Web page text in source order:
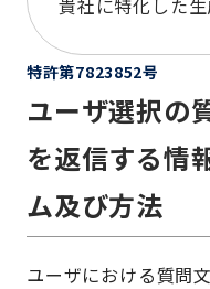
特許第7823852号
ユーザ選択の
を返信する情
ム及び方法
ユーザにおける質問